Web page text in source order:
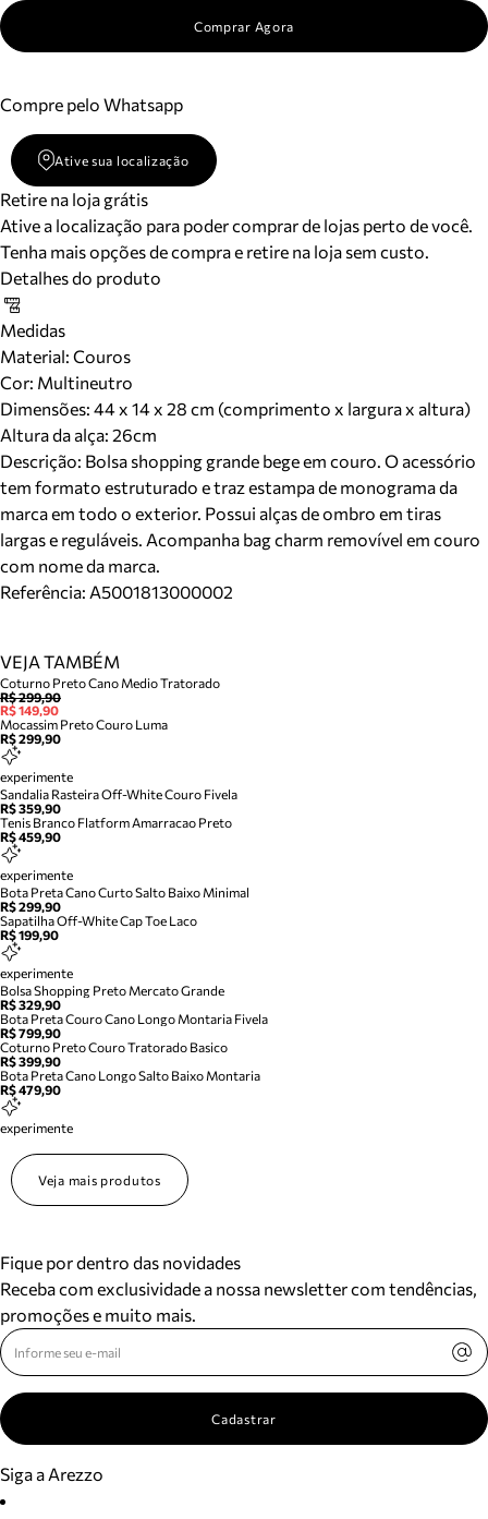
Comprar Agora
Compre pelo Whatsapp
Ative sua localização
Retire na loja grátis
Ative a localização para poder comprar de lojas perto de você.
Tenha mais opções de compra e retire na loja sem custo.
Detalhes do produto
Medidas
Material: Couros
Cor: Multineutro
Dimensões: 44 x 14 x 28 cm (comprimento x largura x altura)
Altura da alça: 26cm
Descrição: Bolsa shopping grande bege em couro. O acessório
tem formato estruturado e traz estampa de monograma da
marca em todo o exterior. Possui alças de ombro em tiras
largas e reguláveis. Acompanha bag charm removível em couro
com nome da marca.
Referência: A5001813000002
VEJA TAMBÉM
Coturno Preto Cano Medio Tratorado
R$ 299,90
R$ 149,90
Mocassim Preto Couro Luma
R$ 299,90
experimente
Sandalia Rasteira Off-White Couro Fivela
R$ 359,90
Tenis Branco Flatform Amarracao Preto
R$ 459,90
experimente
Bota Preta Cano Curto Salto Baixo Minimal
R$ 299,90
Sapatilha Off-White Cap Toe Laco
R$ 199,90
experimente
Bolsa Shopping Preto Mercato Grande
R$ 329,90
Bota Preta Couro Cano Longo Montaria Fivela
R$ 799,90
Coturno Preto Couro Tratorado Basico
R$ 399,90
Bota Preta Cano Longo Salto Baixo Montaria
R$ 479,90
experimente
Veja mais produtos
Fique por dentro das novidades
Receba com exclusividade a nossa newsletter com tendências,
promoções e muito mais.
Cadastrar
Siga a Arezzo